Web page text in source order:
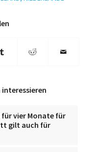
interessieren
für vier Monate für
gilt auch für